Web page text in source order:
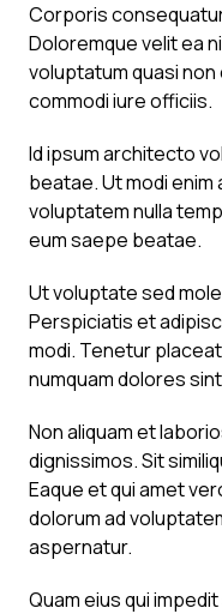
Corporis
Doloremque velit ea
voluptatum quasi non
commodi iure officiis.
Id ipsum architecto
beatae. Ut modi enim
voluptatem nulla
eum saepe beatae.
Ut voluptate sed
Perspiciatis et
modi. Tenetur
numquam dolores
Non aliquam et
dignissimos. Sit
Eaque et qui amet
dolorum ad
aspernatur.
Quam eius qui